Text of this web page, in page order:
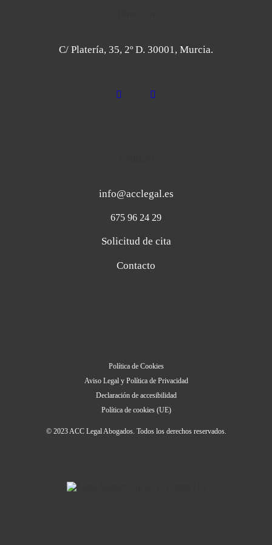
C/ Platería, 35, 2º D. 30001, Murcia.
info@acclegal.es
675 96 24 29
Solicitud de cita
Contacto
Política de Cookies
Aviso Legal y Política de Privacidad
Declaración de accesibilidad
Política de cookies (UE)
© 2023 ACC Legal Abogados. Todos los derechos reservados.